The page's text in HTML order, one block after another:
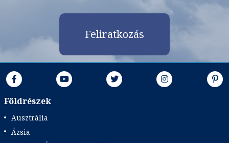
Feliratkozás
Földrészek
Ausztrália
Ázsia